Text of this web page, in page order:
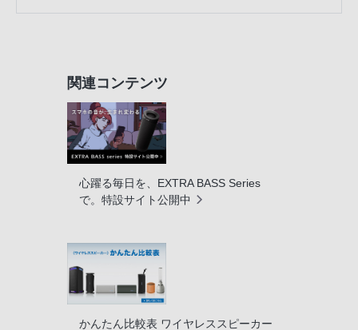
関連コンテンツ
心躍る毎日を、EXTRA BASS Series
で。特設サイト公開中
かんたん比較表 ワイヤレススピーカー